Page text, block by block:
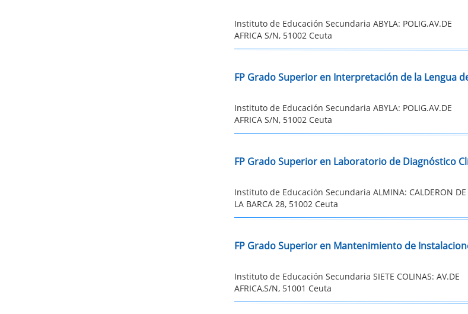
Instituto de Educación Secundaria ABYLA: POLIG.AV.DE
AFRICA S/N, 51002 Ceuta
FP Grado Superior en Interpretación de la Lengua
Instituto de Educación Secundaria ABYLA: POLIG.AV.DE
AFRICA S/N, 51002 Ceuta
FP Grado Superior en Laboratorio de Diagnóstico
Instituto de Educación Secundaria ALMINA: CALDERON DE
LA BARCA 28, 51002 Ceuta
FP Grado Superior en Mantenimiento de
Instituto de Educación Secundaria SIETE COLINAS: AV.DE
AFRICA,S/N, 51001 Ceuta